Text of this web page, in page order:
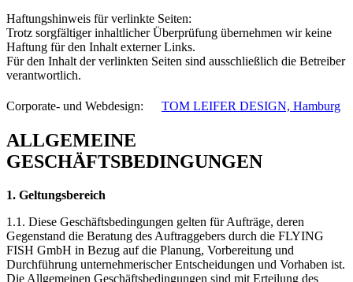
Haftungshinweis für verlinkte Seiten:
Trotz sorgfältiger inhaltlicher Überprüfung übernehmen wir keine
Haftung für den Inhalt externer Links.
Für den Inhalt der verlinkten Seiten sind ausschließlich die Betreiber
verantwortlich.
Corporate- und Webdesign: ﾠ TOM LEIFER DESIGN, Hamburg
ALLGEMEINE
GESCHÄFTSBEDINGUNGEN
1. Geltungsbereich
1.1. Diese Geschäftsbedingungen gelten für Aufträge, deren
Gegenstand die Beratung des Auftraggebers durch die FLYING
FISH GmbH in Bezug auf die Planung, Vorbereitung und
Durchführung unternehmerischer Entscheidungen und Vorhaben ist.
Die Allgemeinen Geschäftsbedingungen sind mit Erteilung des